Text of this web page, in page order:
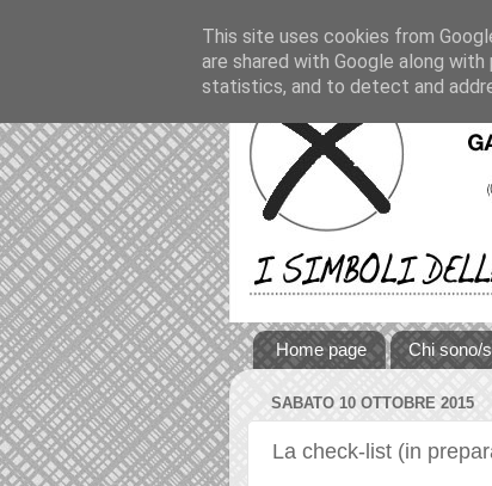
Home page Chi sono/
SABATO 10 OTTOBRE 2015
La check-list (in
This site uses cookies from
are shared with Google along
statistics, and to detect and